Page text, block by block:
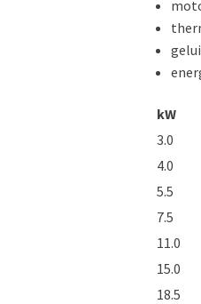
kW
3.0
4.0
5.5
7.5
11.0
15.0
18.5